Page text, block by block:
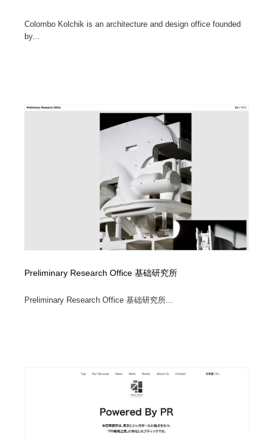
Colombo Kolchik is an architecture and design office founded
by...
Preliminary Research Office 基础研究所
Preliminary Research Office 基础研究所...